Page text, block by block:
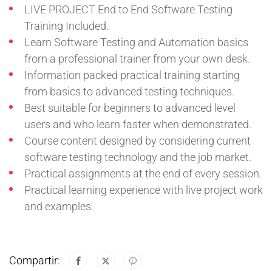
LIVE PROJECT End to End Software Testing
Training Included.
Learn Software Testing and Automation basics
from a professional trainer from your own desk.
Information packed practical training starting
from basics to advanced testing techniques.
Best suitable for beginners to advanced level
users and who learn faster when demonstrated.
Course content designed by considering current
software testing technology and the job market.
Practical assignments at the end of every session.
Practical learning experience with live project work
and examples.
Compartir: